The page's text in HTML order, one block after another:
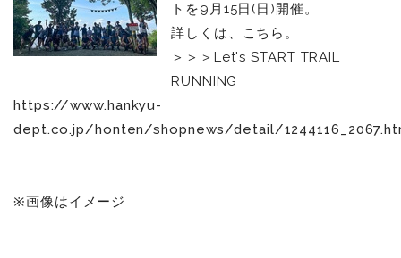
トを9月15日(日)開催。
詳しくは、こちら。
＞＞＞Let's START TRAIL
RUNNING
https://www.hankyu-
dept.co.jp/honten/shopnews/detail/
※画像はイメージ